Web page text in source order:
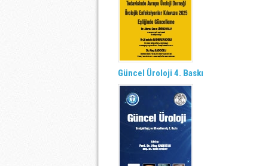
Güncel Üroloji 4. Baskı